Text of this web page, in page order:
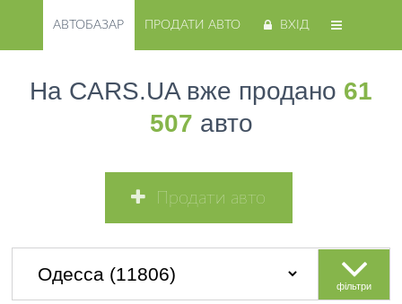
АВТОБАЗАР ПРОДАТИ АВТО ВХІД
На CARS.UA вже продано 61
507 авто
Продати авто
фільтри